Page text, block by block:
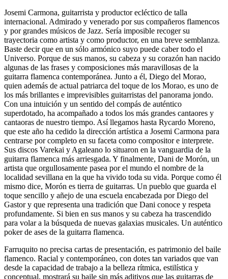
Josemi Carmona, guitarrista y productor ecléctico de talla
internacional. Admirado y venerado por sus compañeros flamencos
y por grandes músicos de Jazz. Sería imposible recoger su
trayectoria como artista y como productor, en una breve semblanza.
Baste decir que en un sólo armónico suyo puede caber todo el
Universo. Porque de sus manos, su cabeza y su corazón han nacido
algunas de las frases y composiciones más maravillosas de la
guitarra flamenca contemporánea. Junto a él, Diego del Morao,
quien además de actual patriarca del toque de los Morao, es uno de
los más brillantes e imprevisibles guitarristas del panorama jondo.
Con una intuición y un sentido del compás de auténtico
superdotado, ha acompañado a todos los más grandes cantaores y
cantaoras de nuestro tiempo. Así llegamos hasta Rycardo Moreno,
que este año ha cedido la dirección artística a Josemi Carmona para
centrarse por completo en su faceta como compositor e interprete.
Sus discos Varekai y Agaleano lo situaron en la vanguardia de la
guitarra flamenca más arriesgada. Y finalmente, Dani de Morón, un
artista que orgullosamente pasea por el mundo el nombre de la
localidad sevillana en la que ha vivido toda su vida. Porque como él
mismo dice, Morón es tierra de guitarras. Un pueblo que guarda el
toque sencillo y añejo de una escuela encabezada por Diego del
Gastor y que representa una tradición que Dani conoce y respeta
profundamente. Si bien en sus manos y su cabeza ha trascendido
para volar a la búsqueda de nuevas galaxias musicales. Un auténtico
poker de ases de la guitarra flamenca.
Farruquito no precisa cartas de presentación, es patrimonio del baile
flamenco. Racial y contemporáneo, con dotes tan variados que van
desde la capacidad de trabajo a la belleza rítmica, estilística y
conceptual, mostrará su baile sin más aditivos que las guitarras de